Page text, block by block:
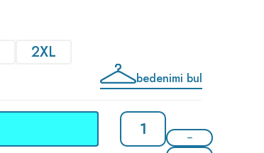
2XL
bedenimi bul